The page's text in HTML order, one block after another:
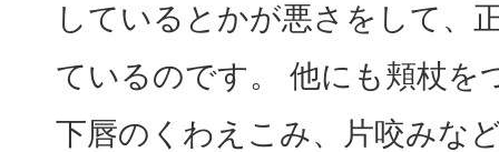
しているとかが悪さをして、
ているのです。 他にも頬杖を
下唇のくわえこみ、片咬みな